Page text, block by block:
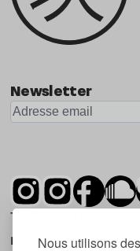
Nous utilisons
Newsletter
Tsugi est un
musique et les